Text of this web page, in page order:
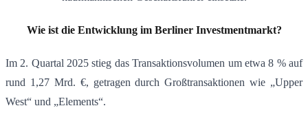
Wie ist die Entwicklung im Berliner Investmentmarkt?
Im 2. Quartal 2025 stieg das Transaktionsvolumen um etwa 8 % auf
rund 1,27 Mrd. €, getragen durch Großtransaktionen wie „Upper
West“ und „Elements“.